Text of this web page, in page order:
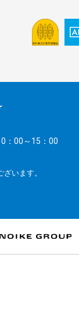
：00～15：00
います。